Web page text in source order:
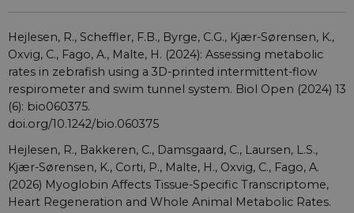
Hejlesen, R., Scheffler, F.B., Byrge, C.G., Kjær-Sørensen, K.,
Oxvig, C., Fago, A., Malte, H. (2024): Assessing metabolic
rates in zebrafish using a 3D-printed intermittent-flow
respirometer and swim tunnel system. Biol Open (2024) 13
(6): bio060375.
doi.org/10.1242/bio.060375
Hejlesen, R., Bakkeren, C., Damsgaard, C., Laursen, L.S.,
Kjær-Sørensen, K., Corti, P., Malte, H., Oxvig, C., Fago, A.
(2026) Myoglobin Affects Tissue-Specific Transcriptome,
Heart Regeneration and Whole Animal Metabolic Rates.